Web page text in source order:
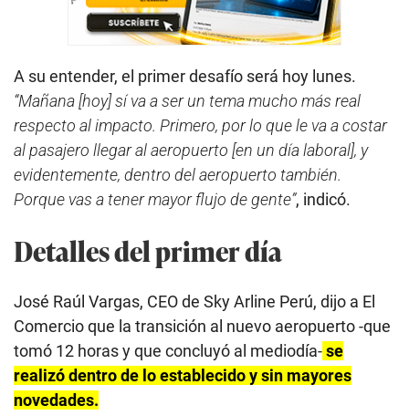
A su entender, el primer desafío será hoy lunes.
“Mañana [hoy] sí va a ser un tema mucho más real
respecto al impacto. Primero, por lo que le va a costar
al pasajero llegar al aeropuerto [en un día laboral], y
evidentemente, dentro del aeropuerto también.
Porque vas a tener mayor flujo de gente”, indicó.
Detalles del primer día
José Raúl Vargas, CEO de Sky Arline Perú, dijo a El
Comercio que la transición al nuevo aeropuerto -que
tomó 12 horas y que concluyó al mediodía-se
realizó dentro de lo establecido y sin mayores
novedades.